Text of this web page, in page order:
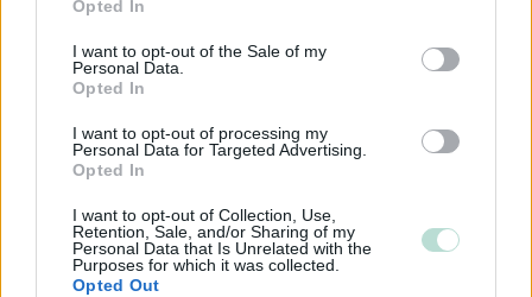
use your data for below specified purposes in below Google
consent section.
Opted In
I want to opt-out of the Sale of my
Personal Data.
Opted In
I want to opt-out of processing my
Personal Data for Targeted Advertising.
Opted In
I want to opt-out of Collection, Use,
Retention, Sale, and/or Sharing of my
Personal Data that Is Unrelated with the
Purposes for which it was collected.
Opted Out
Toiminimi
Järjestöt ja yhdistykset
Toimiala
Informaatio ja viestintä
Kiinteistöalan toiminta
Kuljetusliike­toiminta
Majoitus- ja ravitsemistoiminta